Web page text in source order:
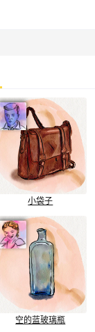
小袋子
空的蓝玻璃瓶